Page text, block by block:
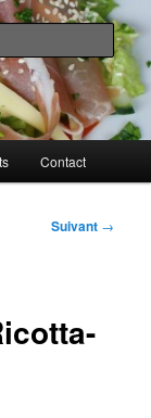
Contact
Suivant →